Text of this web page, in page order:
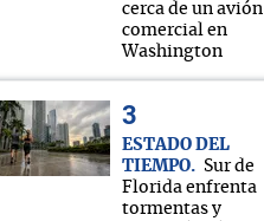
cerca de un avión
comercial en
Washington
ESTADO DEL
TIEMPO
Sur de
Florida enfrenta
tormentas y